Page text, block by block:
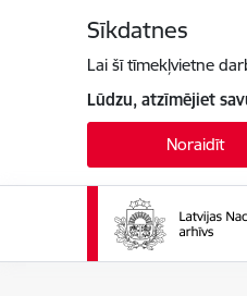
Sīkdatnes
Lai šī tīmekļvietne
Lūdzu, atzīmējiet
Noraidīt